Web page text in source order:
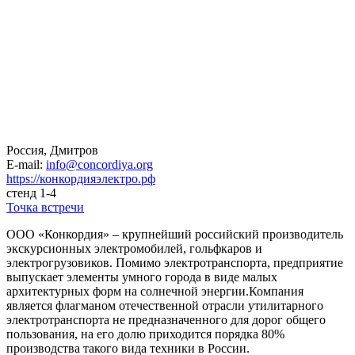
Россия, Дмитров
E-mail: info@concordiya.org
https://конкордияэлектро.рф
стенд 1-4
Точка встречи
ООО «Конкордия» – крупнейший российский производитель
экскурсионных электромобилей, гольфкаров и
электрогрузовиков. Помимо электротранспорта, предприятие
выпускает элементы умного города в виде малых
архитектурных форм на солнечной энергии.Компания
является флагманом отечественной отрасли утилитарного
электротранспорта не предназначенного для дорог общего
пользования, на его долю приходится порядка 80%
производства такого вида техники в России.